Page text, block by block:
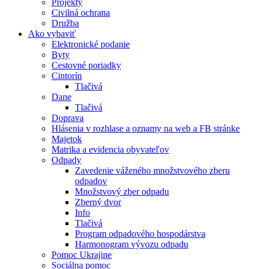
Projekty
Civilná ochrana
Družba
Ako vybaviť
Elektronické podanie
Byty
Cestovné poriadky
Cintorín
Tlačivá
Dane
Tlačivá
Doprava
Hlásenia v rozhlase a oznamy na web a FB stránke
Majetok
Matrika a evidencia obyvateľov
Odpady
Zavedenie váženého množstvového zberu
odpadov
Množstvový zber odpadu
Zberný dvor
Info
Tlačivá
Program odpadového hospodárstva
Harmonogram vývozu odpadu
Pomoc Ukrajine
Sociálna pomoc